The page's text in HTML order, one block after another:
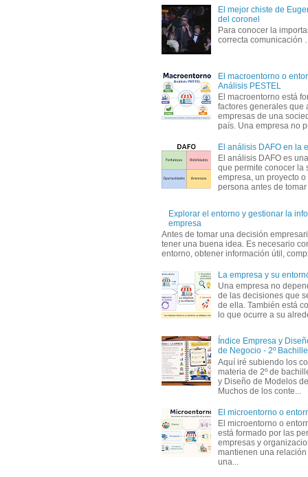
El mejor chiste de
del coronel
Para conocer la
correcta
El macroentorno o
Análisis PESTEL
El macroentorno está
factores generales que
empresas de una
país. Una empresa no
El análisis DAFO en la
El análisis DAFO es
que permite conocer la
empresa, un proyecto
persona antes de
Explorar el entorno y gestionar la
empresa
Antes de tomar una decisión
tener una buena idea. Es necesario
entorno, obtener información útil,
La empresa y su
Una empresa no
de las decisiones que
de ella. También está
lo que ocurre a su
Índice Empresa y
de Negocio - 2º
Aquí iré subiendo los
materia de 2º de
y Diseño de Modelos
Muchos de los conte...
El microentorno o
El microentorno o
está formado por las
empresas y
mantienen una
una...